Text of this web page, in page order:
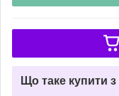
Що таке купити